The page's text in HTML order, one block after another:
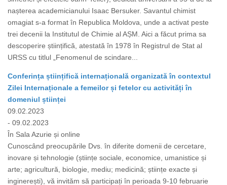
nașterea academicianului Isaac Bersuker. Savantul chimist
omagiat s-a format în Republica Moldova, unde a activat peste
trei decenii la Institutul de Chimie al AȘM. Aici a făcut prima sa
descoperire științifică, atestată în 1978 în Registrul de Stat al
URSS cu titlul „Fenomenul de scindare...
Conferința științifică internațională organizată în contextul
Zilei Internaționale a femeilor și fetelor cu activități în
domeniul științei
09.02.2023
- 09.02.2023
În Sala Azurie și online
Cunoscând preocupările Dvs. în diferite domenii de cercetare,
inovare și tehnologie (științe sociale, economice, umanistice și
arte; agricultură, biologie, mediu; medicină; științe exacte și
inginerești), vă invităm să participați în perioada 9-10 februarie